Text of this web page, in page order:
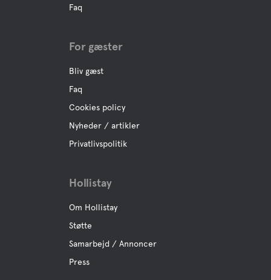
Faq
For gæster
Bliv gæst
Faq
Cookies policy
Nyheder / artikler
Privatlivspolitik
Hollistay
Om Hollistay
Støtte
Samarbejd / Annoncer
Press